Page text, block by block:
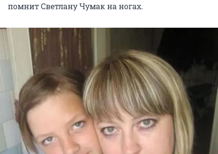
помнит Светлану Чумак на ногах.